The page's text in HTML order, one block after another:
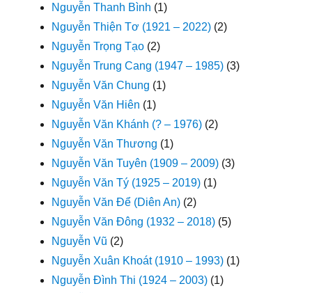
Nguyễn Thanh Bình (1)
Nguyễn Thiện Tơ (1921 – 2022) (2)
Nguyễn Trọng Tạo (2)
Nguyễn Trung Cang (1947 – 1985) (3)
Nguyễn Văn Chung (1)
Nguyễn Văn Hiên (1)
Nguyễn Văn Khánh (? – 1976) (2)
Nguyễn Văn Thương (1)
Nguyễn Văn Tuyên (1909 – 2009) (3)
Nguyễn Văn Tý (1925 – 2019) (1)
Nguyễn Văn Để (Diên An) (2)
Nguyễn Văn Đông (1932 – 2018) (5)
Nguyễn Vũ (2)
Nguyễn Xuân Khoát (1910 – 1993) (1)
Nguyễn Đình Thi (1924 – 2003) (1)